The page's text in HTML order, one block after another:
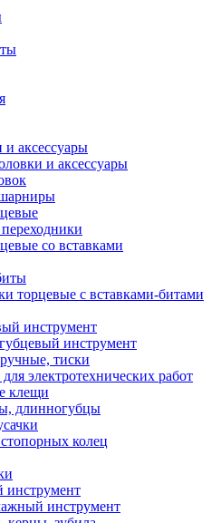
аксессуары
и аксессуары
со вставками
торцевые с вставками-битами
инструмент
инструмент
тиски
электротехнических работ
клещи
длинногубцы
колец
инструмент